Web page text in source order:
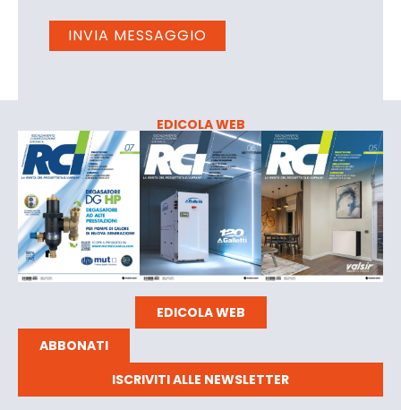
EDICOLA WEB
EDICOLA WEB
ABBONATI
ISCRIVITI ALLE NEWSLETTER